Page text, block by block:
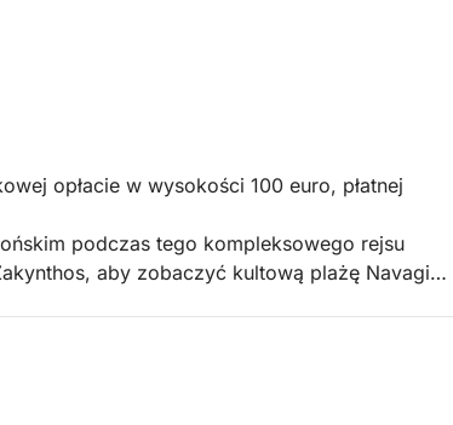
opłacie w wysokości 100 euro, płatnej
podczas tego kompleksowego rejsu
aby zobaczyć kultową plażę Navagio
Grotach, zrelaksuj się na brzegu
Navagio (Wrak Statku): Popłyń do słynnej na